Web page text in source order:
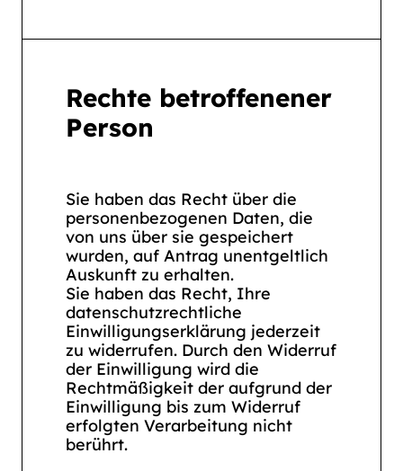
Rechte betroffenener
Person
Sie haben das Recht über die
personenbezogenen Daten, die
von uns über sie gespeichert
wurden, auf Antrag unentgeltlich
Auskunft zu erhalten.
Sie haben das Recht, Ihre
datenschutzrechtliche
Einwilligungserklärung jederzeit
zu widerrufen. Durch den Widerruf
der Einwilligung wird die
Rechtmäßigkeit der aufgrund der
Einwilligung bis zum Widerruf
erfolgten Verarbeitung nicht
berührt.